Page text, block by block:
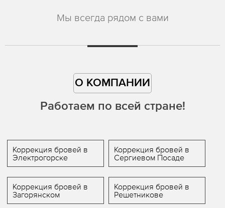
Мы всегда рядом с вами
О КОМПАНИИ
Работаем по всей стране!
Коррекция бровей в
Электрогорске
Коррекция бровей в
Сергиевом Посаде
Коррекция бровей в
Загорянском
Коррекция бровей в
Решетникове